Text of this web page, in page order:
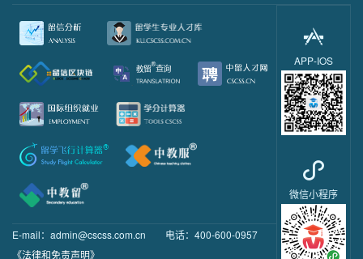
E-mail：admin@cscss.com.cn
电话：400-600-0957
《法律和免责声明》
APP-IOS
微信小程序